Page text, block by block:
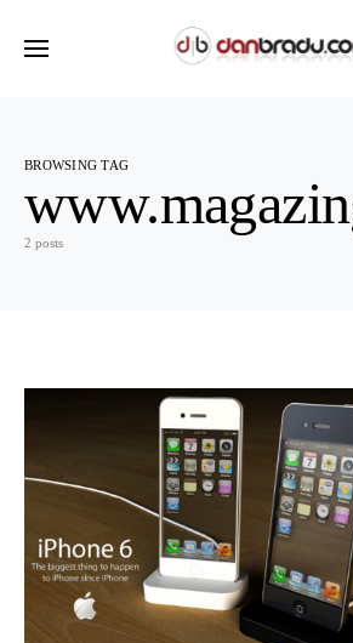
BROWSING TAG
2 posts